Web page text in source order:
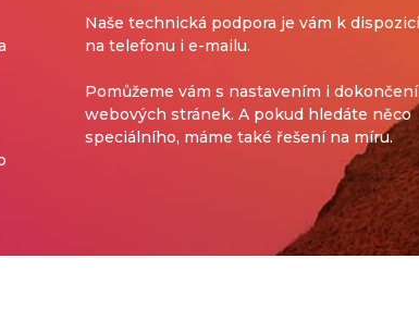
Naše technická podpora je vám k
na telefonu i e-mailu.
Pomůžeme vám s nastavením i
webových stránek. A pokud hledáte něco
speciálního, máme také řešení na míru.